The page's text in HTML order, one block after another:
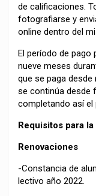
de calificaciones.
fotografiarse y
online dentro del
El período de pago
nueve meses
que se paga
se continúa desde
completando así el
Requisitos para
Renovaciones
-Constancia de
lectivo año 2022.